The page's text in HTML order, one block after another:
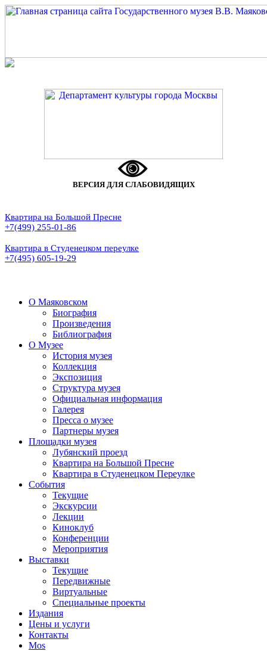
ВЕРСИЯ ДЛЯ СЛАБОВИДЯЩИХ
Квартира на Большой Пресне
+7(499) 255-01-86
Квартира в Студенецком переулке
+7(495) 605-19-29
О Маяковском
Биография
Произведения
Библиография
О Музее
История музея
Коллекция
Экспозиция
Структура музея
Официальная информация
Галерея
Пресса о музее
Партнеры музея
Площадки музея
Лубянский проезд
Квартира на Большой Пресне
Квартира в Студенецком Переулке
События
Текущие
Экскурсии
Лекции
Киноклуб
Конференции
Мероприятия
Выставки
Текущие
Передвижные
Виртуальные
Специальные проекты
Издания
Цены и услуги
Контакты
Mos